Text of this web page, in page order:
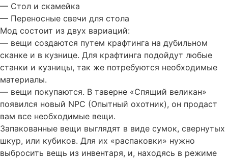
— Стол и скамейка
— Переносные свечи для стола
Мод состоит из двух вариаций:
— вещи создаются путем крафтинга на дубильном
сканке и в кузнице. Для крафтинга подойдут любые
станки и кузницы, так же потребуются необходимые
материалы.
— вещи покупаются. В таверне «Спящий великан»
появился новый NPC (Опытный охотник), он продаст
вам все необходимые вещи.
Запакованные вещи выглядят в виде сумок, свернутых
шкур, или кубиков. Для их «распаковки» нужно
выбросить вещь из инвентаря, и, находясь в режиме